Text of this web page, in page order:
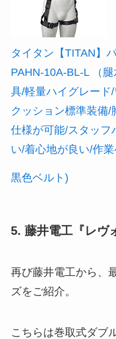
タイタン【TITAN】
PAHN-10A-BL-L （
具/軽量ハイグレード
クッション標準装備/
仕様が可能/スタッフ
い/着心地が良い/作
黒色ベルト)
5. 藤井電工『レヴ
再び藤井電工から、
ズをご紹介。
こちらは巻取式ダブ